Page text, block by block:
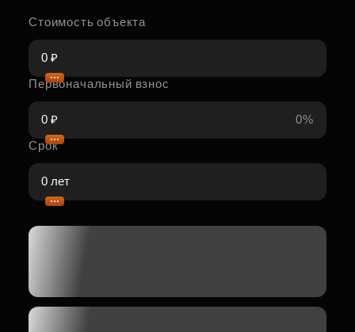
Стоимость объекта
Первоначальный взнос
0%
Срок